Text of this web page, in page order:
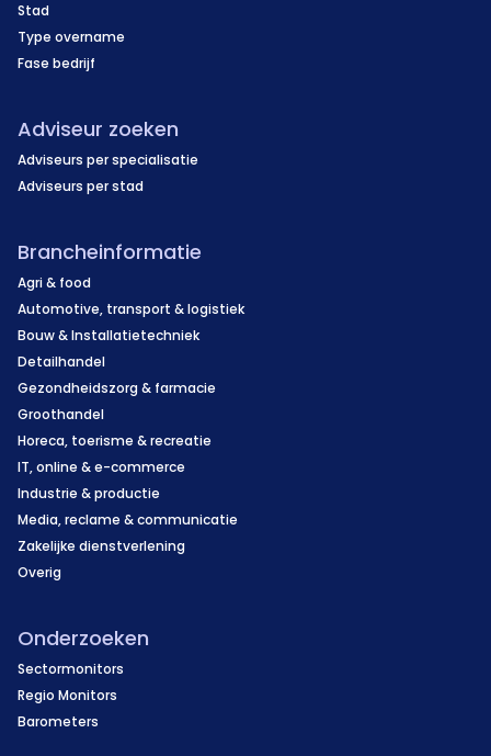
Stad
Type overname
Fase bedrijf
Adviseur zoeken
Adviseurs per specialisatie
Adviseurs per stad
Brancheinformatie
Agri & food
Automotive, transport & logistiek
Bouw & Installatietechniek
Detailhandel
Gezondheidszorg & farmacie
Groothandel
Horeca, toerisme & recreatie
IT, online & e-commerce
Industrie & productie
Media, reclame & communicatie
Zakelijke dienstverlening
Overig
Onderzoeken
Sectormonitors
Regio Monitors
Barometers